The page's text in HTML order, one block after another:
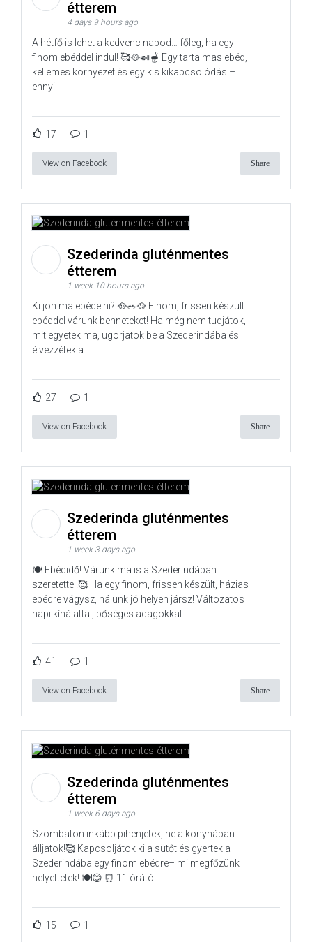
étterem
4 days 9 hours ago
A hétfő is lehet a kedvenc napod… főleg, ha egy
finom ebéddel indul! 🥰🥘🍛🫕 Egy tartalmas ebéd,
kellemes környezet és egy kis kikapcsolódás –
ennyi
17 1
View on Facebook Share
Szederinda gluténmentes
étterem
1 week 10 hours ago
Ki jön ma ebédelni? 🥘🥗🥘 Finom, frissen készült
ebéddel várunk benneteket! Ha még nem tudjátok,
mit egyetek ma, ugorjatok be a Szederindába és
élvezzétek a
27 1
View on Facebook Share
Szederinda gluténmentes
étterem
1 week 3 days ago
🍽️ Ebédidő! Várunk ma is a Szederindában
szeretettel!🥰 Ha egy finom, frissen készült, házias
ebédre vágysz, nálunk jó helyen jársz! Változatos
napi kínálattal, bőséges adagokkal
41 1
View on Facebook Share
Szederinda gluténmentes
étterem
1 week 6 days ago
Szombaton inkább pihenjetek, ne a konyhában
álljatok!🥰 Kapcsoljátok ki a sütőt és gyertek a
Szederindába egy finom ebédre– mi megfőzünk
helyettetek! 🍽️😊 ⏰ 11 órától
15 1